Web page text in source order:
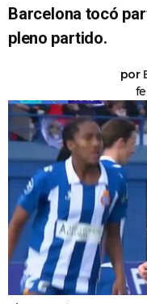
Barcelona tocó
pleno partido.
por